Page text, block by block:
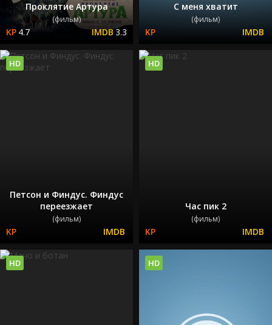
Проклятие Артура
(фильм)
4.7 3.3
С меня хватит
(фильм)
Петсон и Финдус. Финдус
переезжает
(фильм)
HD
Час пик 2
(фильм)
HD
HD HD